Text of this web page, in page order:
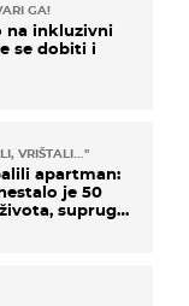
GA!
na inkluzivni
se dobiti i
VRIŠTALI..."
apartman:
je 50
supruga